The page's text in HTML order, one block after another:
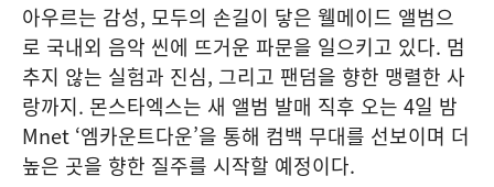
아우르는 감성, 모두의 손길이 닿은 웰메이드 앨범으
로 국내외 음악 씬에 뜨거운 파문을 일으키고 있다. 멈
추지 않는 실험과 진심, 그리고 팬덤을 향한 맹렬한 사
랑까지. 몬스타엑스는 새 앨범 발매 직후 오는 4일 밤
Mnet ‘엠카운트다운’을 통해 컴백 무대를 선보이며 더
높은 곳을 향한 질주를 시작할 예정이다.